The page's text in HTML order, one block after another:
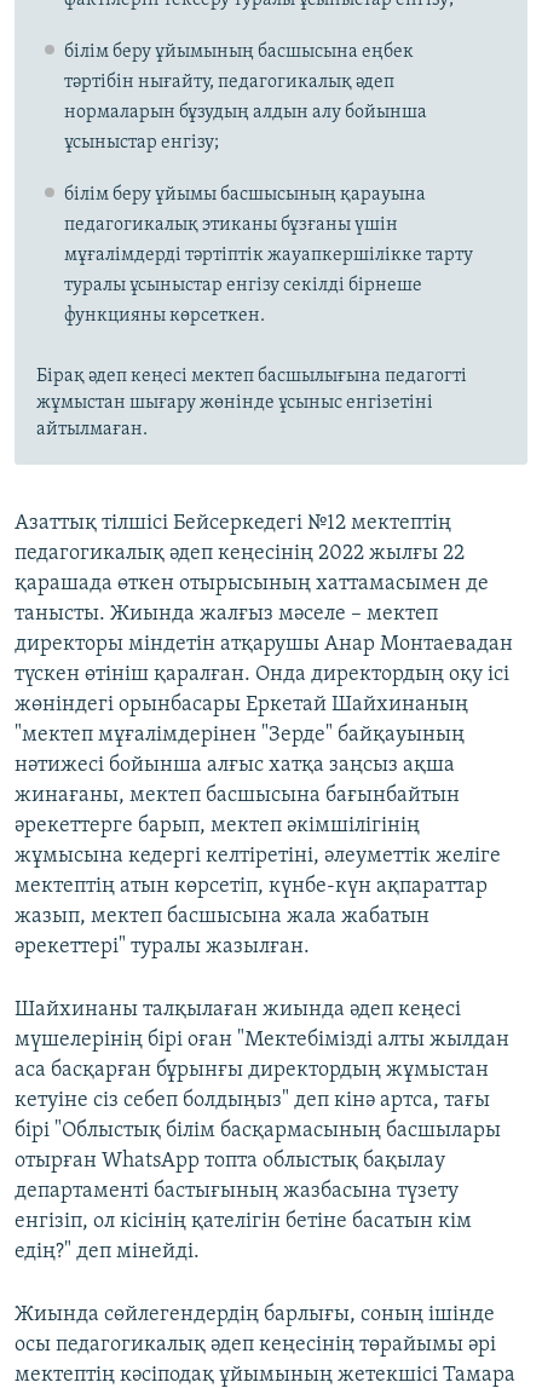
білім беру ұйымының басшысына еңбек
тәртібін нығайту, педагогикалық әдеп
нормаларын бұзудың алдын алу бойынша
ұсыныстар енгізу;
білім беру ұйымы басшысының қарауына
педагогикалық этиканы бұзғаны үшін
мұғалімдерді тәртіптік жауапкершілікке тарту
туралы ұсыныстар енгізу секілді бірнеше
функцияны көрсеткен.
Бірақ әдеп кеңесі мектеп басшылығына педагогті
жұмыстан шығару жөнінде ұсыныс енгізетіні
айтылмаған.
Азаттық тілшісі Бейсеркедегі №12 мектептің
педагогикалық әдеп кеңесінің 2022 жылғы 22
қарашада өткен отырысының хаттамасымен де
танысты. Жиында жалғыз мәселе – мектеп
директоры міндетін атқарушы Анар Монтаевадан
түскен өтініш қаралған. Онда директордың оқу ісі
жөніндегі орынбасары Еркетай Шайхинаның
"мектеп мұғалімдерінен "Зерде" байқауының
нәтижесі бойынша алғыс хатқа заңсыз ақша
жинағаны, мектеп басшысына бағынбайтын
әрекеттерге барып, мектеп әкімшілігінің
жұмысына кедергі келтіретіні, әлеуметтік желіге
мектептің атын көрсетіп, күнбе-күн ақпараттар
жазып, мектеп басшысына жала жабатын
әрекеттері" туралы жазылған.
Шайхинаны талқылаған жиында әдеп кеңесі
мүшелерінің бірі оған "Мектебімізді алты жылдан
аса басқарған бұрынғы директордың жұмыстан
кетуіне сіз себеп болдыңыз" деп кінә артса, тағы
бірі "Облыстық білім басқармасының басшылары
отырған WhatsApp топта облыстық бақылау
департаменті бастығының жазбасына түзету
енгізіп, ол кісінің қателігін бетіне басатын кім
едің?" деп мінейді.
Жиында сөйлегендердің барлығы, соның ішінде
осы педагогикалық әдеп кеңесінің төрайымы әрі
мектептің кәсіподақ ұйымының жетекшісі Тамара